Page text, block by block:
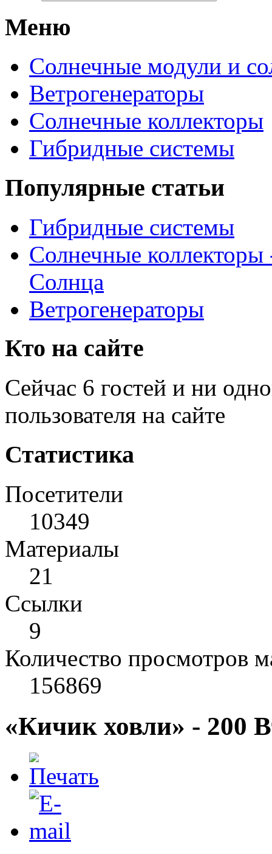
Меню
Солнечные модули и
Ветрогенераторы
Солнечные коллекторы
Гибридные системы
Популярные статьи
Гибридные системы
Солнечные коллекторы
Солнца
Ветрогенераторы
Кто на сайте
Сейчас 6 гостей и ни
пользователя на сайте
Статистика
Посетители
10349
Материалы
21
Cсылки
9
Количество просмотров
156869
«Кичик ховли» - 200